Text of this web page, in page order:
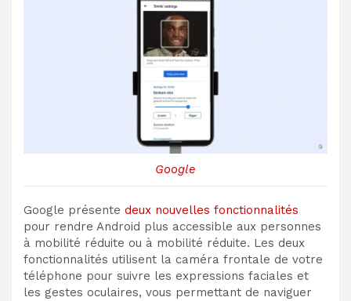
Google
Google présente deux nouvelles fonctionnalités
pour rendre Android plus accessible aux personnes
à mobilité réduite ou à mobilité réduite. Les deux
fonctionnalités utilisent la caméra frontale de votre
téléphone pour suivre les expressions faciales et
les gestes oculaires, vous permettant de naviguer